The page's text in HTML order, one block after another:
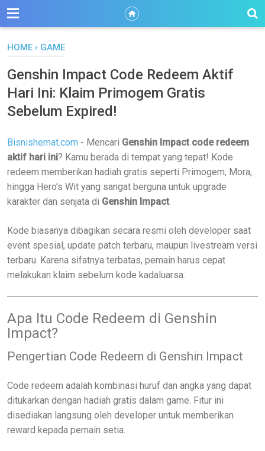
HOME › GAME
Genshin Impact Code Redeem Aktif
Hari Ini: Klaim Primogem Gratis
Sebelum Expired!
Bisnishemat.com - Mencari Genshin Impact code redeem
aktif hari ini? Kamu berada di tempat yang tepat! Kode
redeem memberikan hadiah gratis seperti Primogem, Mora,
hingga Hero’s Wit yang sangat berguna untuk upgrade
karakter dan senjata di Genshin Impact.
Kode biasanya dibagikan secara resmi oleh developer saat
event spesial, update patch terbaru, maupun livestream versi
terbaru. Karena sifatnya terbatas, pemain harus cepat
melakukan klaim sebelum kode kadaluarsa.
Apa Itu Code Redeem di Genshin
Impact?
Pengertian Code Redeem di Genshin Impact
Code redeem adalah kombinasi huruf dan angka yang dapat
ditukarkan dengan hadiah gratis dalam game. Fitur ini
disediakan langsung oleh developer untuk memberikan
reward kepada pemain setia.